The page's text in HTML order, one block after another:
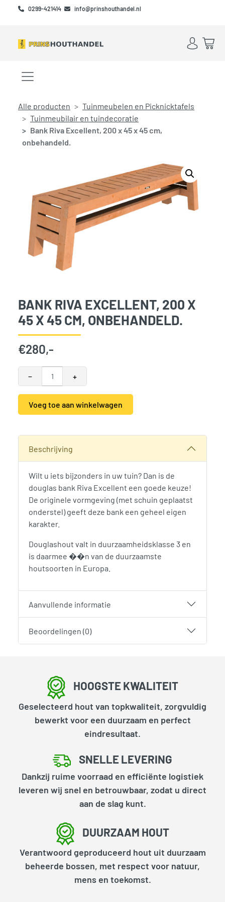
Skip to main content
Skip to footer
0299-421414 info@prinshouthandel.nl
Account
Menu openen/sluiten
Alle producten
Tuinmeubelen en Picknicktafels
Tuinmeubilair en tuindecoratie
Bank Riva Excellent, 200 x 45 x 45 cm,
onbehandeld.
BANK RIVA EXCELLENT, 200 X
45 X 45 CM, ONBEHANDELD.
€280,-
−
Bank Riva Excellent, 200 x 45 x 45 cm, onbehandeld. aantal
+
Voeg toe aan winkelwagen
Beschrijving
Wilt u iets bijzonders in uw tuin? Dan is de
douglas bank Riva Excellent een goede keuze!
De originele vormgeving (met schuin geplaatst
onderstel) geeft deze bank een geheel eigen
karakter.
Douglashout valt in duurzaamheidsklasse 3 en
is daarmee ��n van de duurzaamste
houtsoorten in Europa.
Aanvullende informatie
Beoordelingen (0)
HOOGSTE KWALITEIT
Geselecteerd hout van topkwaliteit, zorgvuldig
bewerkt voor een duurzaam en perfect
eindresultaat.
SNELLE LEVERING
Dankzij ruime voorraad en efficiënte logistiek
leveren wij snel en betrouwbaar, zodat u direct
aan de slag kunt.
DUURZAAM HOUT
Verantwoord geproduceerd hout uit duurzaam
beheerde bossen, met respect voor natuur,
mens en toekomst.